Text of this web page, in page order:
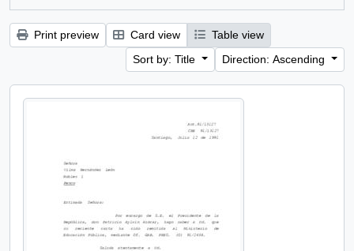
Print preview Card view
Table view
Sort by: Title
Direction: Ascending